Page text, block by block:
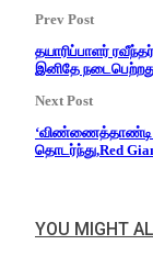
Prev Post
தயாரிப்பாளர்
இனிதே
Next Post
‘விண்ணைத்தாண்டி
தொடர்ந்து,Red
YOU MIGHT